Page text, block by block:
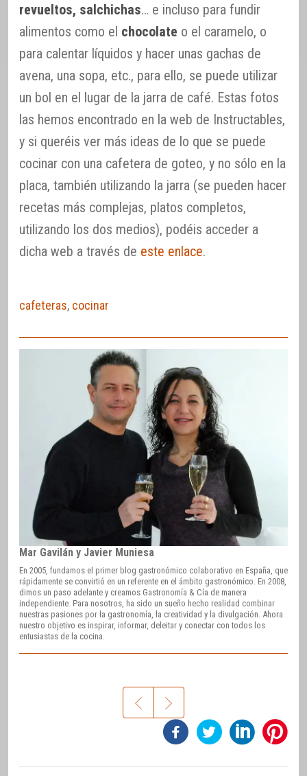
revueltos, salchichas… e incluso para fundir
alimentos como el chocolate o el caramelo, o
para calentar líquidos y hacer unas gachas de
avena, una sopa, etc., para ello, se puede utilizar
un bol en el lugar de la jarra de café. Estas fotos
las hemos encontrado en la web de Instructables,
y si queréis ver más ideas de lo que se puede
cocinar con una cafetera de goteo, y no sólo en la
placa, también utilizando la jarra (se pueden hacer
recetas más complejas, platos completos,
utilizando los dos medios), podéis acceder a
dicha web a través de este enlace.
cafeteras, cocinar
Mar Gavilán y Javier Muniesa
En 2005, fundamos el primer blog gastronómico colaborativo en España, que
rápidamente se convirtió en un referente en el ámbito gastronómico. En 2008,
dimos un paso adelante y creamos Gastronomía & Cía de manera
independiente. Para nosotros, ha sido un sueño hecho realidad combinar
nuestras pasiones por la gastronomía, la creatividad y la divulgación. Ahora
nuestro objetivo es inspirar, informar, deleitar y conectar con todos los
entusiastas de la cocina.